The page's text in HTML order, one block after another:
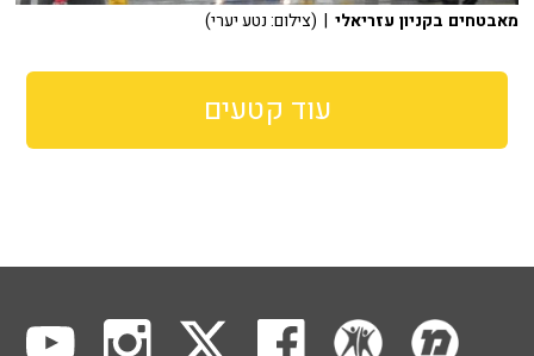
מאבטחים בקניון עזריאלי | (צילום: נטע יערי)
עוד קטעים